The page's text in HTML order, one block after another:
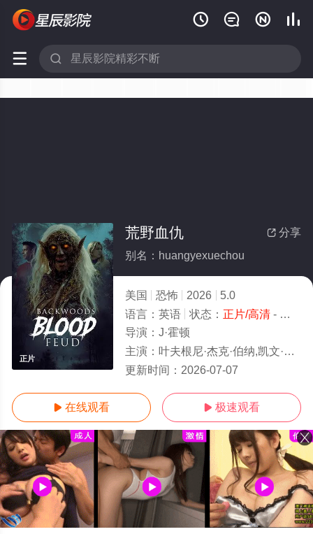
   
 
正片
 分享
荒野血仇
别名：huangyexuechou
美国 恐怖 2026
5.0
语言： 英语 状态： 正片/高清- 免费在线观看
导演： J·霍顿
主演： 叶夫根尼·杰克·伯纳,凯文·卡利伯,林恩·洛​​瑞
更新时间： 2026-07-07
 在线观看  极速观看